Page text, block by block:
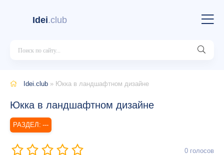
Idei.club
Idei.club » Юкка в ландшафтном дизайне
Юкка в ландшафтном дизайне
---
0 голосов